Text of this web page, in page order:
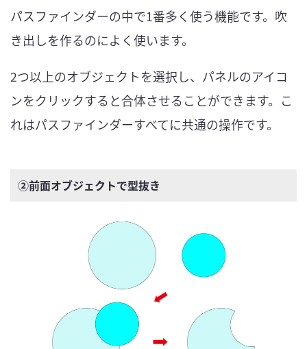
パスファインダーの中で1番多く使う機能です。吹
き出しを作るのによく使います。
2つ以上のオブジェクトを選択し、パネルのアイコ
ンをクリックすると合体させることができます。こ
れはパスファインダーすべてに共通の操作です。
②前面オブジェクトで型抜き